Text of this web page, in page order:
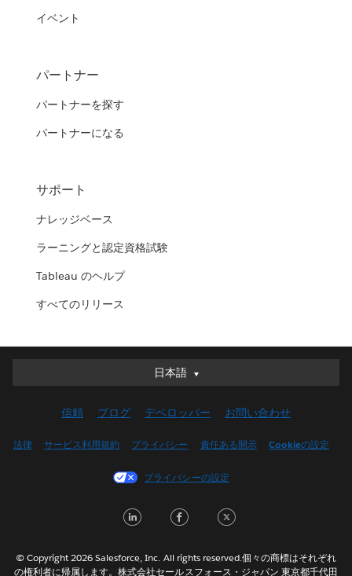
イベント
パートナー
パートナーを探す
パートナーになる
サポート
ナレッジベース
ラーニングと認定資格試験
Tableau のヘルプ
すべてのリリース
日本語
日本語
English (UK)
Français (Canada)
Italiano
Nederlands
信頼 ブログ デベロッパー お問い合わせ
法律 サービス利用規約 プライバシー 責任ある開示 Cookieの設定
プライバシーの設定
LinkedInFacebook
© Copyright 2026 Salesforce, Inc. All rights reserved.個々の商標はそれぞれ
の権利者に帰属します。株式会社セールスフォース・ジャパン 東京都千代田